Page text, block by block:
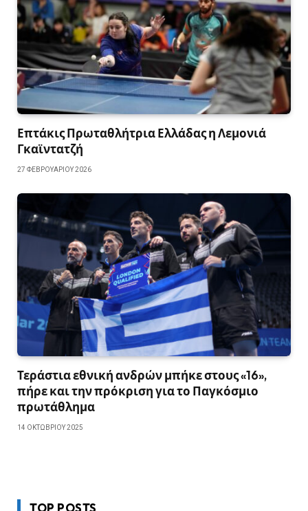
Επτάκις Πρωταθλήτρια Ελλάδας η Λεμονιά
Γκαϊντατζή
27 ΦΕΒΡΟΥΑΡΊΟΥ 2026
Τεράστια εθνική ανδρών μπήκε στους «16»,
πήρε και την πρόκριση για το Παγκόσμιο
πρωτάθλημα
14 ΟΚΤΩΒΡΊΟΥ 2025
TOP POSTS